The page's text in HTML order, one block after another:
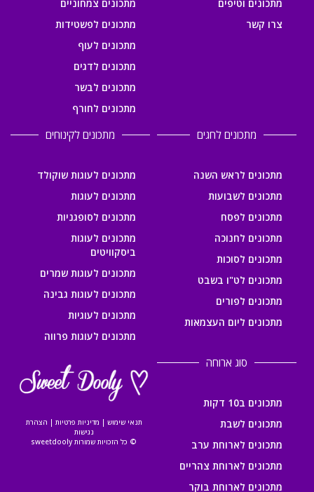
מתכונים וטיפים
צרו קשר
מתכונים צמחוניים
מתכונים לפשטידות
מתכונים לעוף
מתכונים לדגים
מתכונים לבשר
מתכונים לחורף
מתכונים לחגים
מתכונים לראש השנה
מתכונים לשבועות
מתכונים לפסח
מתכונים לחנוכה
מתכונים לסוכות
מתכונים לט"ו בשבט
מתכונים לפורים
מתכונים ליום העצמאות
מתכונים לקינוחים
מתכונים לעוגות שוקולד
מתכונים לעוגות
מתכונים לסופגניות
מתכונים לעוגות
ביסקוויטים
מתכונים לעוגות שמרים
מתכונים לעוגות גבינה
מתכונים לעוגיות
מתכונים לעוגות פרווה
סוג ארוחה
מתכונים ב10 דקות
מתכונים לשבת
מתכונים לארוחת ערב
מתכונים לארוחת צהריים
מתכונים לארוחת בוקר
תנאי שימוש | מדיניות פרטיות | הצהרת
נגישות
© כל הזכויות שמורות sweetdooly